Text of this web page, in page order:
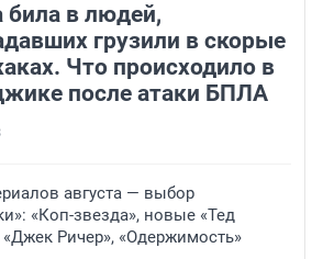
била в людей,
грузили в скорые
Что происходило в
после атаки БПЛА
августа — выбор
«Коп-звезда», новые «Тед
Ричер», «Одержимость»